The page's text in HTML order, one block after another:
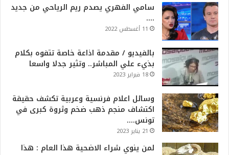
سامي الفهري يصدم ريم الرياحي من جديد
….
11 أغسطس 2022
بالفيديو / مقدمة اذاعة خاصة تتفوه بكلام
بذيء علي المباشر.. وتثير جدلا واسعا
18 فبراير 2023
وسائل اعلام فرنسية وعربية تكشف حقيقة
اكتشاف منجم ذهب ضخم وثروة كبرى في
تونس….
21 يناير 2023
لمن ينوي شراء الاضحية هذا العام : هذا